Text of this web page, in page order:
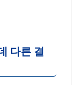
다른 결